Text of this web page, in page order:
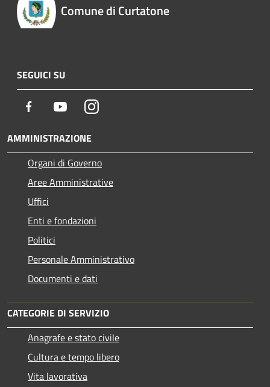
Comune di Curtatone
SEGUICI SU
Facebook YoutubeInstagram
AMMINISTRAZIONE
Organi di Governo
Aree Amministrative
Uffici
Enti e fondazioni
Politici
Personale Amministrativo
Documenti e dati
CATEGORIE DI SERVIZIO
Anagrafe e stato civile
Cultura e tempo libero
Vita lavorativa